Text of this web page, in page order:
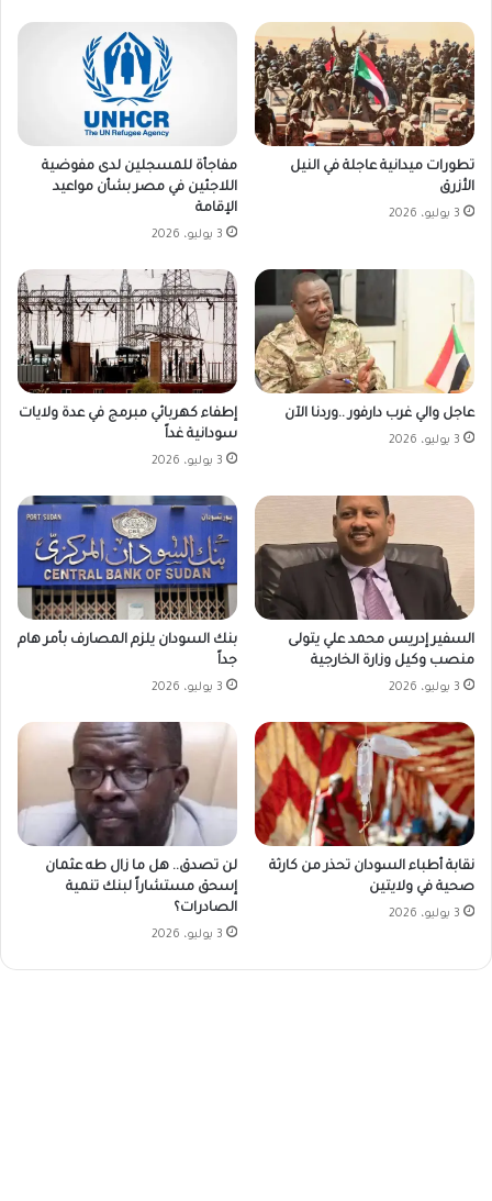
تطورات ميدانية عاجلة في النيل
الأزرق
3 يوليو، 2026
مفاجأة للمسجلين لدى مفوضية
اللاجئين في مصر بشأن مواعيد
الإقامة
3 يوليو، 2026
عاجل والي غرب دارفور ..وردنا الآن
3 يوليو، 2026
إطفاء كهربائي مبرمج في عدة ولايات
سودانية غداً
3 يوليو، 2026
السفير إدريس محمد علي يتولى
منصب وكيل وزارة الخارجية
3 يوليو، 2026
بنك السودان يلزم المصارف بأمر هام
جداً
3 يوليو، 2026
نقابة أطباء السودان تحذر من كارثة
صحية في ولايتين
3 يوليو، 2026
لن تصدق.. هل ما زال طه عثمان
إسحق مستشاراً لبنك تنمية
الصادرات؟
3 يوليو، 2026